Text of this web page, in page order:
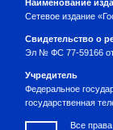
Наименование
Сетевое издание
Свидетельство о
Эл № ФС 77-59166
Учредитель
Федеральное
государственная
Все